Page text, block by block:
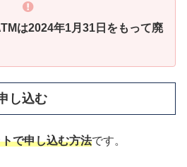
は2024年1月31日をもって廃
し込む
で申し込む方法です。